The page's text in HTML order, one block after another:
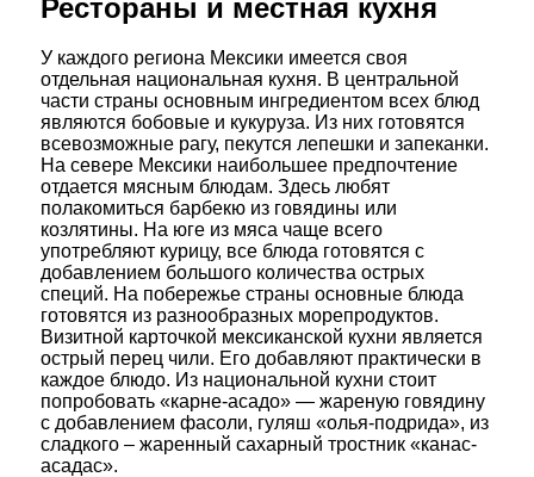
Рестораны и местная кухня
У каждого региона Мексики имеется своя
отдельная национальная кухня. В центральной
части страны основным ингредиентом всех блюд
являются бобовые и кукуруза. Из них готовятся
всевозможные рагу, пекутся лепешки и запеканки.
На севере Мексики наибольшее предпочтение
отдается мясным блюдам. Здесь любят
полакомиться барбекю из говядины или
козлятины. На юге из мяса чаще всего
употребляют курицу, все блюда готовятся с
добавлением большого количества острых
специй. На побережье страны основные блюда
готовятся из разнообразных морепродуктов.
Визитной карточкой мексиканской кухни является
острый перец чили. Его добавляют практически в
каждое блюдо. Из национальной кухни стоит
попробовать «карне-асадо» — жареную говядину
с добавлением фасоли, гуляш «олья-подрида», из
сладкого – жаренный сахарный тростник «канас-
асадас».